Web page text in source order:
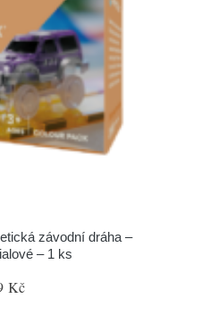
závodní dráha –
– 1 ks
Kč